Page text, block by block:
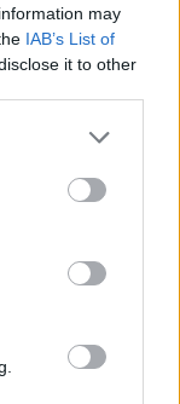
may
IAB’s List of
it to other
more Google
may click to
party tags to
below Google
σε
ανήμερα